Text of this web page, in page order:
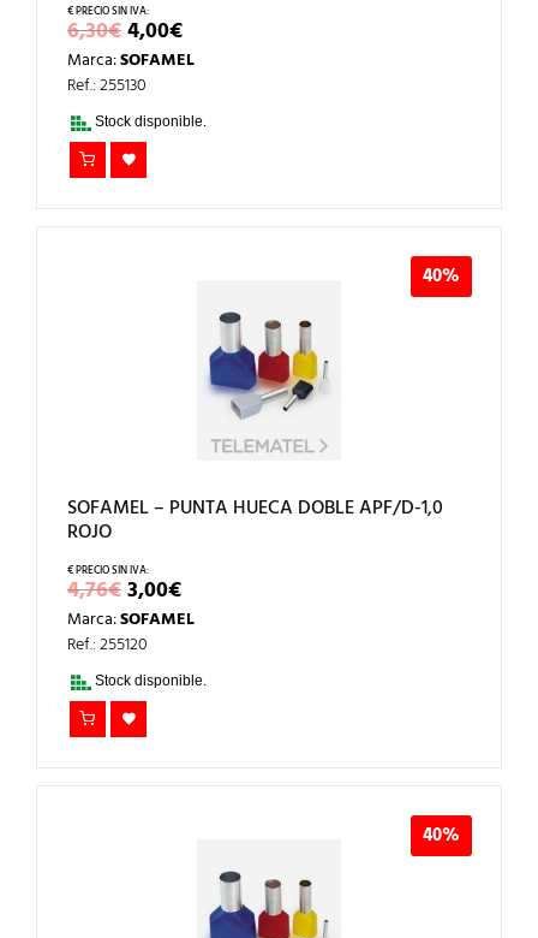
6,30€EL
PRECIO
ORIGINAL
ERA:
6,30€.
4,00€EL
PRECIO
ACTUAL
4,00€.
Marca:SOFAMEL
Ref.: 255130
Stock disponible.
40%
SOFAMEL – PUNTA HUECA DOBLE APF/D-1,0
ROJO
4,76€EL
PRECIO
ORIGINAL
ERA:
4,76€.
3,00€EL
PRECIO
ACTUAL
3,00€.
Marca:SOFAMEL
Ref.: 255120
Stock disponible.
40%